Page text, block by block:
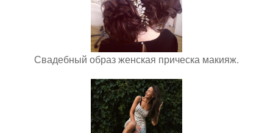
Свадебный образ женская прическа макияж.